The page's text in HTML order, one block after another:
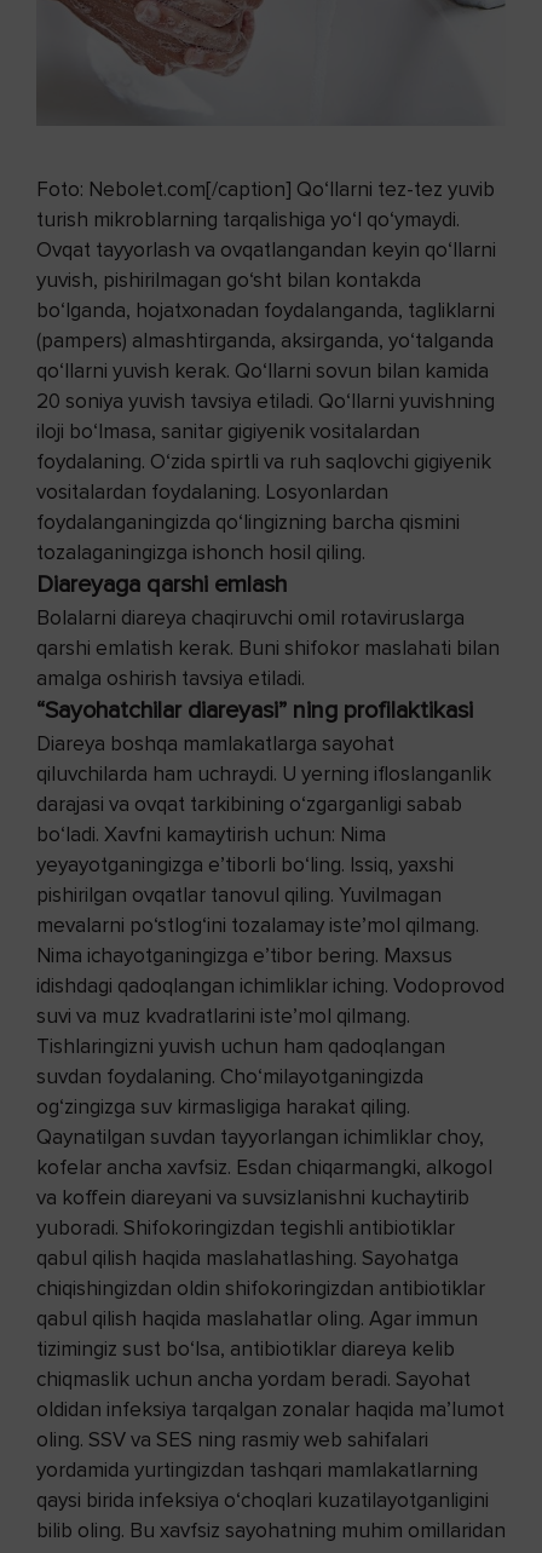
Foto: Nebolet.com[/caption] Qo‘llarni tez-tez yuvib
turish mikroblarning tarqalishiga yo‘l qo‘ymaydi.
Ovqat tayyorlash va ovqatlangandan keyin qo‘llarni
yuvish, pishirilmagan go‘sht bilan kontakda
bo‘lganda, hojatxonadan foydalanganda, tagliklarni
(pampers) almashtirganda, aksirganda, yo‘talganda
qo‘llarni yuvish kerak. Qo‘llarni sovun bilan kamida
20 soniya yuvish tavsiya etiladi. Qo‘llarni yuvishning
iloji bo‘lmasa, sanitar gigiyenik vositalardan
foydalaning. O‘zida spirtli va ruh saqlovchi gigiyenik
vositalardan foydalaning. Losyonlardan
foydalanganingizda qo‘lingizning barcha qismini
tozalaganingizga ishonch hosil qiling.
Diareyaga qarshi emlash
Bolalarni diareya chaqiruvchi omil rotaviruslarga
qarshi emlatish kerak. Buni shifokor maslahati bilan
amalga oshirish tavsiya etiladi.
“Sayohatchilar diareyasi” ning profilaktikasi
Diareya boshqa mamlakatlarga sayohat
qiluvchilarda ham uchraydi. U yerning ifloslanganlik
darajasi va ovqat tarkibining o‘zgarganligi sabab
bo‘ladi. Xavfni kamaytirish uchun: Nima
yeyayotganingizga e’tiborli bo‘ling. Issiq, yaxshi
pishirilgan ovqatlar tanovul qiling. Yuvilmagan
mevalarni po‘stlog‘ini tozalamay iste’mol qilmang.
Nima ichayotganingizga e’tibor bering. Maxsus
idishdagi qadoqlangan ichimliklar iching. Vodoprovod
suvi va muz kvadratlarini iste’mol qilmang.
Tishlaringizni yuvish uchun ham qadoqlangan
suvdan foydalaning. Cho‘milayotganingizda
og‘zingizga suv kirmasligiga harakat qiling.
Qaynatilgan suvdan tayyorlangan ichimliklar choy,
kofelar ancha xavfsiz. Esdan chiqarmangki, alkogol
va koffein diareyani va suvsizlanishni kuchaytirib
yuboradi. Shifokoringizdan tegishli antibiotiklar
qabul qilish haqida maslahatlashing. Sayohatga
chiqishingizdan oldin shifokoringizdan antibiotiklar
qabul qilish haqida maslahatlar oling. Agar immun
tizimingiz sust bo‘lsa, antibiotiklar diareya kelib
chiqmaslik uchun ancha yordam beradi. Sayohat
oldidan infeksiya tarqalgan zonalar haqida ma’lumot
oling. SSV va SES ning rasmiy web sahifalari
yordamida yurtingizdan tashqari mamlakatlarning
qaysi birida infeksiya o‘choqlari kuzatilayotganligini
bilib oling. Bu xavfsiz sayohatning muhim omillaridan